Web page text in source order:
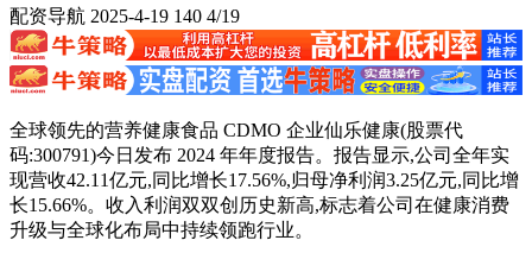
配资导航 2025-4-19 140 4/19
全球领先的营养健康食品 CDMO 企业仙乐健康(股票代
码:300791)今日发布 2024 年年度报告。报告显示,公司全年实
现营收42.11亿元,同比增长17.56%,归母净利润3.25亿元,同比增
长15.66%。收入利润双双创历史新高,标志着公司在健康消费
升级与全球化布局中持续领跑行业。